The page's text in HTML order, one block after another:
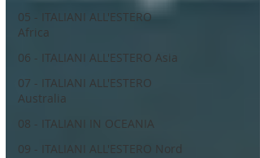
05 - ITALIANI ALL'ESTERO
Africa
06 - ITALIANI ALL'ESTERO Asia
07 - ITALIANI ALL'ESTERO
Australia
08 - ITALIANI IN OCEANIA
09 - ITALIANI ALL'ESTERO Nord